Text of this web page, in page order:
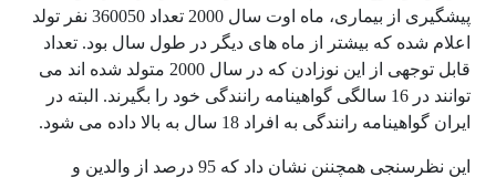
پیشگیری از بیماری، ماه اوت سال 2000 تعداد 360050 نفر تولد
اعلام شده که بیشتر از ماه های دیگر در طول سال بود. تعداد
قابل توجهی از این نوزادن که در سال 2000 متولد شده اند می
توانند در 16 سالگی گواهینامه رانندگی خود را بگیرند. البته در
ایران گواهینامه رانندگی به افراد 18 سال به بالا داده می شود.
این نظرسنجی همچننن نشان داد که 95 درصد از والدین و